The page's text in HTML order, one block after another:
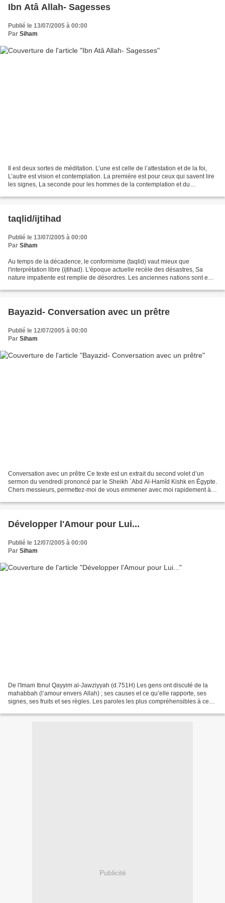
Ibn Atâ Allah- Sagesses
Publié le 13/07/2005 à 00:00
Par Siham
Il est deux sortes de méditation. L’une est celle de l’attestation et de la foi,
L’autre est vision et contemplation. La première est pour ceux qui savent lire
les signes, La seconde pour les hommes de la contemplation et du
taqlid/ijtihad
Publié le 13/07/2005 à 00:00
Par Siham
Au temps de la décadence, le conformisme (taqlid) vaut mieux que
l'interprétation libre (ijtihad). L'époque actuelle recèle des désastres, Sa
nature impatiente est remplie de désordres. Les anciennes nations sont en
Bayazid- Conversation avec un prêtre
Publié le 12/07/2005 à 00:00
Par Siham
Conversation avec un prêtre Ce texte est un extrait du second volet d’un
sermon du vendredi prononcé par le Sheikh `Abd Al-Hamîd Kishk en Égypte.
Chers messieurs, permettez-moi de vous emmener avec moi rapidement à
Développer l'Amour pour Lui...
Publié le 12/07/2005 à 00:00
Par Siham
De l'Imam Ibnul Qayyim al-Jawziyyah (d.751H) Les gens ont discuté de la
mahabbah (l’amour envers Allah) ; ses causes et ce qu’elle rapporte, ses
signes, ses fruits et ses règles. Les paroles les plus compréhensibles à ce
Publicité